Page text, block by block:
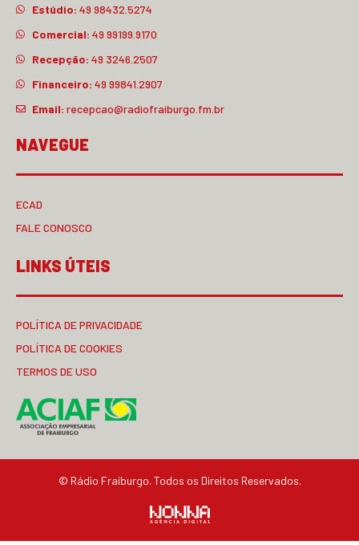
Estúdio: 49 98432.5274
Comercial: 49 99199.9170
Recepção: 49 3246.2507
Financeiro: 49 99841.2907
Email: recepcao@radiofraiburgo.fm.br
NAVEGUE
ECAD
FALE CONOSCO
LINKS ÚTEIS
POLÍTICA DE PRIVACIDADE
POLÍTICA DE COOKIES
TERMOS DE USO
© Rádio Fraiburgo. Todos os Direitos Reservados.